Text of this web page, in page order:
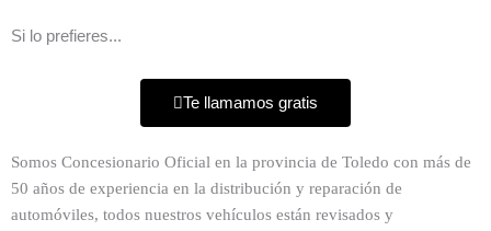
Si lo prefieres...
Te llamamos gratis
Somos Concesionario Oficial en la provincia de Toledo con más de
50 años de experiencia en la distribución y reparación de
automóviles, todos nuestros vehículos están revisados ​​y